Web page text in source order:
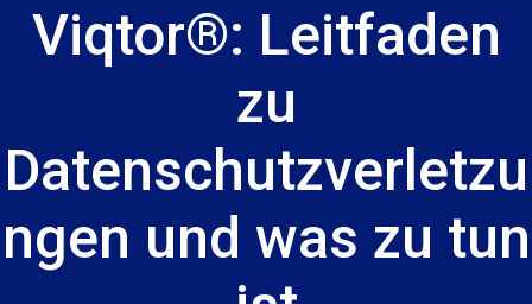
Viqtor®: Leitfaden
zu
Datenschutzverletzu
ngen und was zu tun